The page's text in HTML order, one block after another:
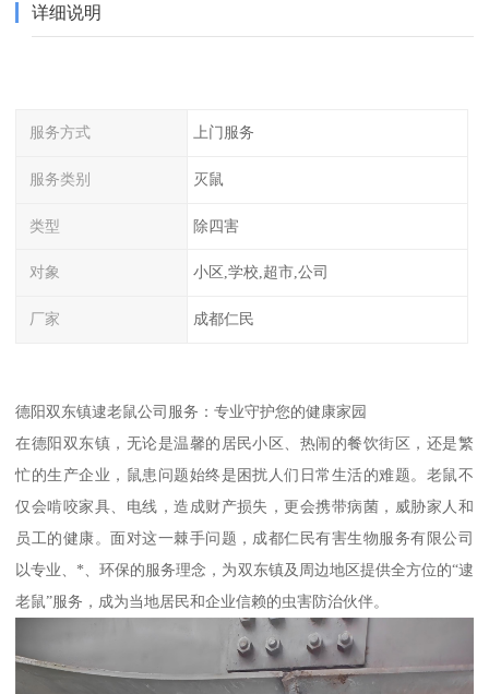
详细说明
服务方式 上门服务
服务类别 灭鼠
类型 除四害
对象 小区,学校,超市,公司
厂家 成都仁民
德阳双东镇逮老鼠公司服务：专业守护您的健康家园
在德阳双东镇，无论是温馨的居民小区、热闹的餐饮街区，还是繁
忙的生产企业，鼠患问题始终是困扰人们日常生活的难题。老鼠不
仅会啃咬家具、电线，造成财产损失，更会携带病菌，威胁家人和
员工的健康。面对这一棘手问题，成都仁民有害生物服务有限公司
以专业、*、环保的服务理念，为双东镇及周边地区提供全方位的“逮
老鼠”服务，成为当地居民和企业信赖的虫害防治伙伴。